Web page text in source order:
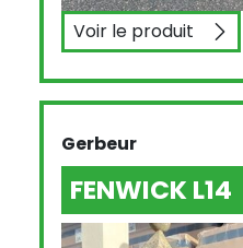
Voir le produitCESAB S214L
Gerbeur
FENWICK L14